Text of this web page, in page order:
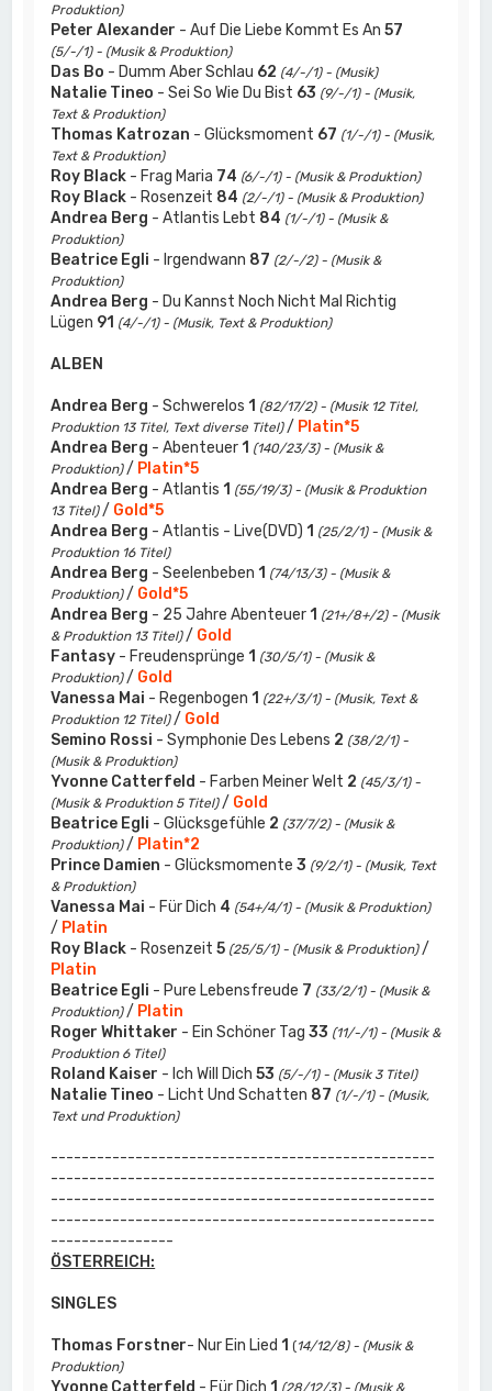
Produktion)
Peter Alexander - Auf Die Liebe Kommt Es An57
(5/-/1) - (Musik & Produktion)
Das Bo - Dumm Aber Schlau 62 (4/-/1) - (Musik)
Natalie Tineo - Sei So Wie Du Bist 63 (9/-/1) - (Musik,
Text & Produktion)
Thomas Katrozan - Glücksmoment 67 (1/-/1) - (Musik,
Text & Produktion)
Roy Black - Frag Maria 74 (6/-/1) - (Musik & Produktion)
Roy Black - Rosenzeit 84 (2/-/1) - (Musik & Produktion)
Andrea Berg - Atlantis Lebt 84 (1/-/1) - (Musik &
Produktion)
Beatrice Egli - Irgendwann 87 (2/-/2) - (Musik &
Produktion)
Andrea Berg - Du Kannst Noch Nicht Mal Richtig
Lügen 91 (4/-/1) - (Musik, Text & Produktion)
ALBEN
Andrea Berg - Schwerelos 1 (82/17/2) - (Musik 12 Titel,
Produktion 13 Titel, Text diverse Titel)/ Platin*5
Andrea Berg - Abenteuer 1 (140/23/3) - (Musik &
Produktion)/ Platin*5
Andrea Berg - Atlantis 1 (55/19/3) - (Musik & Produktion
13 Titel)/ Gold*5
Andrea Berg - Atlantis - Live(DVD) 1 (25/2/1) - (Musik &
Produktion 16 Titel)
Andrea Berg - Seelenbeben 1 (74/13/3) - (Musik &
Produktion)/ Gold*5
Andrea Berg - 25 Jahre Abenteuer 1 (21+/8+/2) - (Musik
& Produktion 13 Titel)/ Gold
Fantasy - Freudensprünge 1 (30/5/1) - (Musik &
Produktion)/ Gold
Vanessa Mai - Regenbogen 1 (22+/3/1) - (Musik, Text &
Produktion 12 Titel)/ Gold
Semino Rossi - Symphonie Des Lebens 2 (38/2/1) -
(Musik & Produktion)
Yvonne Catterfeld - Farben Meiner Welt 2 (45/3/1) -
(Musik & Produktion 5 Titel)/ Gold
Beatrice Egli - Glücksgefühle 2 (37/7/2) - (Musik &
Produktion)/ Platin*2
Prince Damien - Glücksmomente3 (9/2/1) - (Musik, Text
& Produktion)
Vanessa Mai - Für Dich 4 (54+/4/1) - (Musik & Produktion)
/ Platin
Roy Black - Rosenzeit5 (25/5/1) - (Musik & Produktion)/
Platin
Beatrice Egli - Pure Lebensfreude 7 (33/2/1) - (Musik &
Produktion)/ Platin
Roger Whittaker - Ein Schöner Tag33 (11/-/1) - (Musik &
Produktion 6 Titel)
Roland Kaiser - Ich Will Dich53 (5/-/1) - (Musik 3 Titel)
Natalie Tineo - Licht Und Schatten 87 (1/-/1) - (Musik,
Text und Produktion)
--------------------------------------------------
--------------------------------------------------
--------------------------------------------------
--------------------------------------------------
----------------
ÖSTERREICH:
SINGLES
Thomas Forstner- Nur Ein Lied 1 (14/12/8) - (Musik &
Produktion)